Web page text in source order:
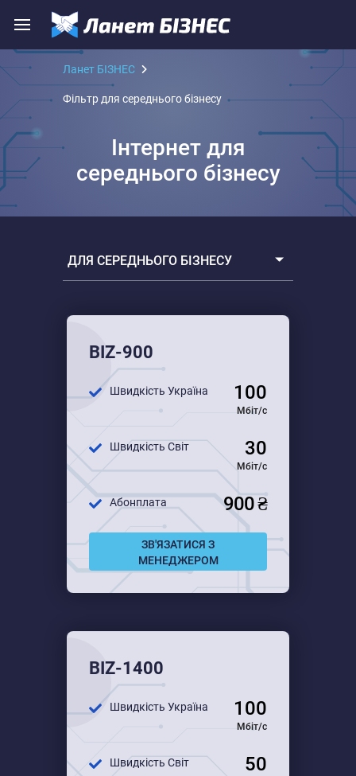
Ланет БІЗНЕС
Фільтр для середнього бізнесу
Інтернет для
середнього бізнесу
ДЛЯ СЕРЕДНЬОГО БІЗНЕСУ
BIZ-900
Швидкість Україна 100
Мбіт/с
Швидкість Світ 30
Мбіт/с
Абонплата 900 ₴
ЗВ'ЯЗАТИСЯ З
МЕНЕДЖЕРОМ
BIZ-1400
Швидкість Україна 100
Мбіт/с
Швидкість Світ 50